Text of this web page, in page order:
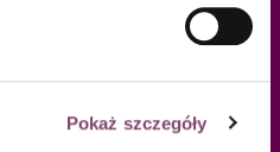
Pokaż szczegóły